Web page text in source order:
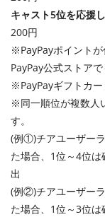
キャスト5位を応援
200円
※PayPayポイントが
PayPay公式ストアで
※PayPayギフトカー
※同一順位が複数人
す。
(例①)チアユーザー
た場合、1位～4位
出
(例②)チアユーザー
た場合、1位～3位